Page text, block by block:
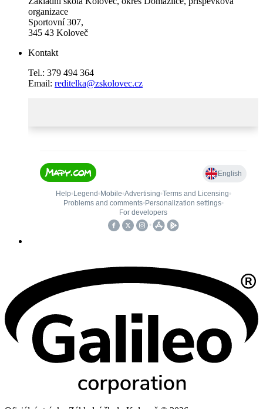
organizace
Sportovní 307,
345 43 Koloveč
Kontakt
Tel.: 379 494 364
Email: reditelka@zskolovec.cz